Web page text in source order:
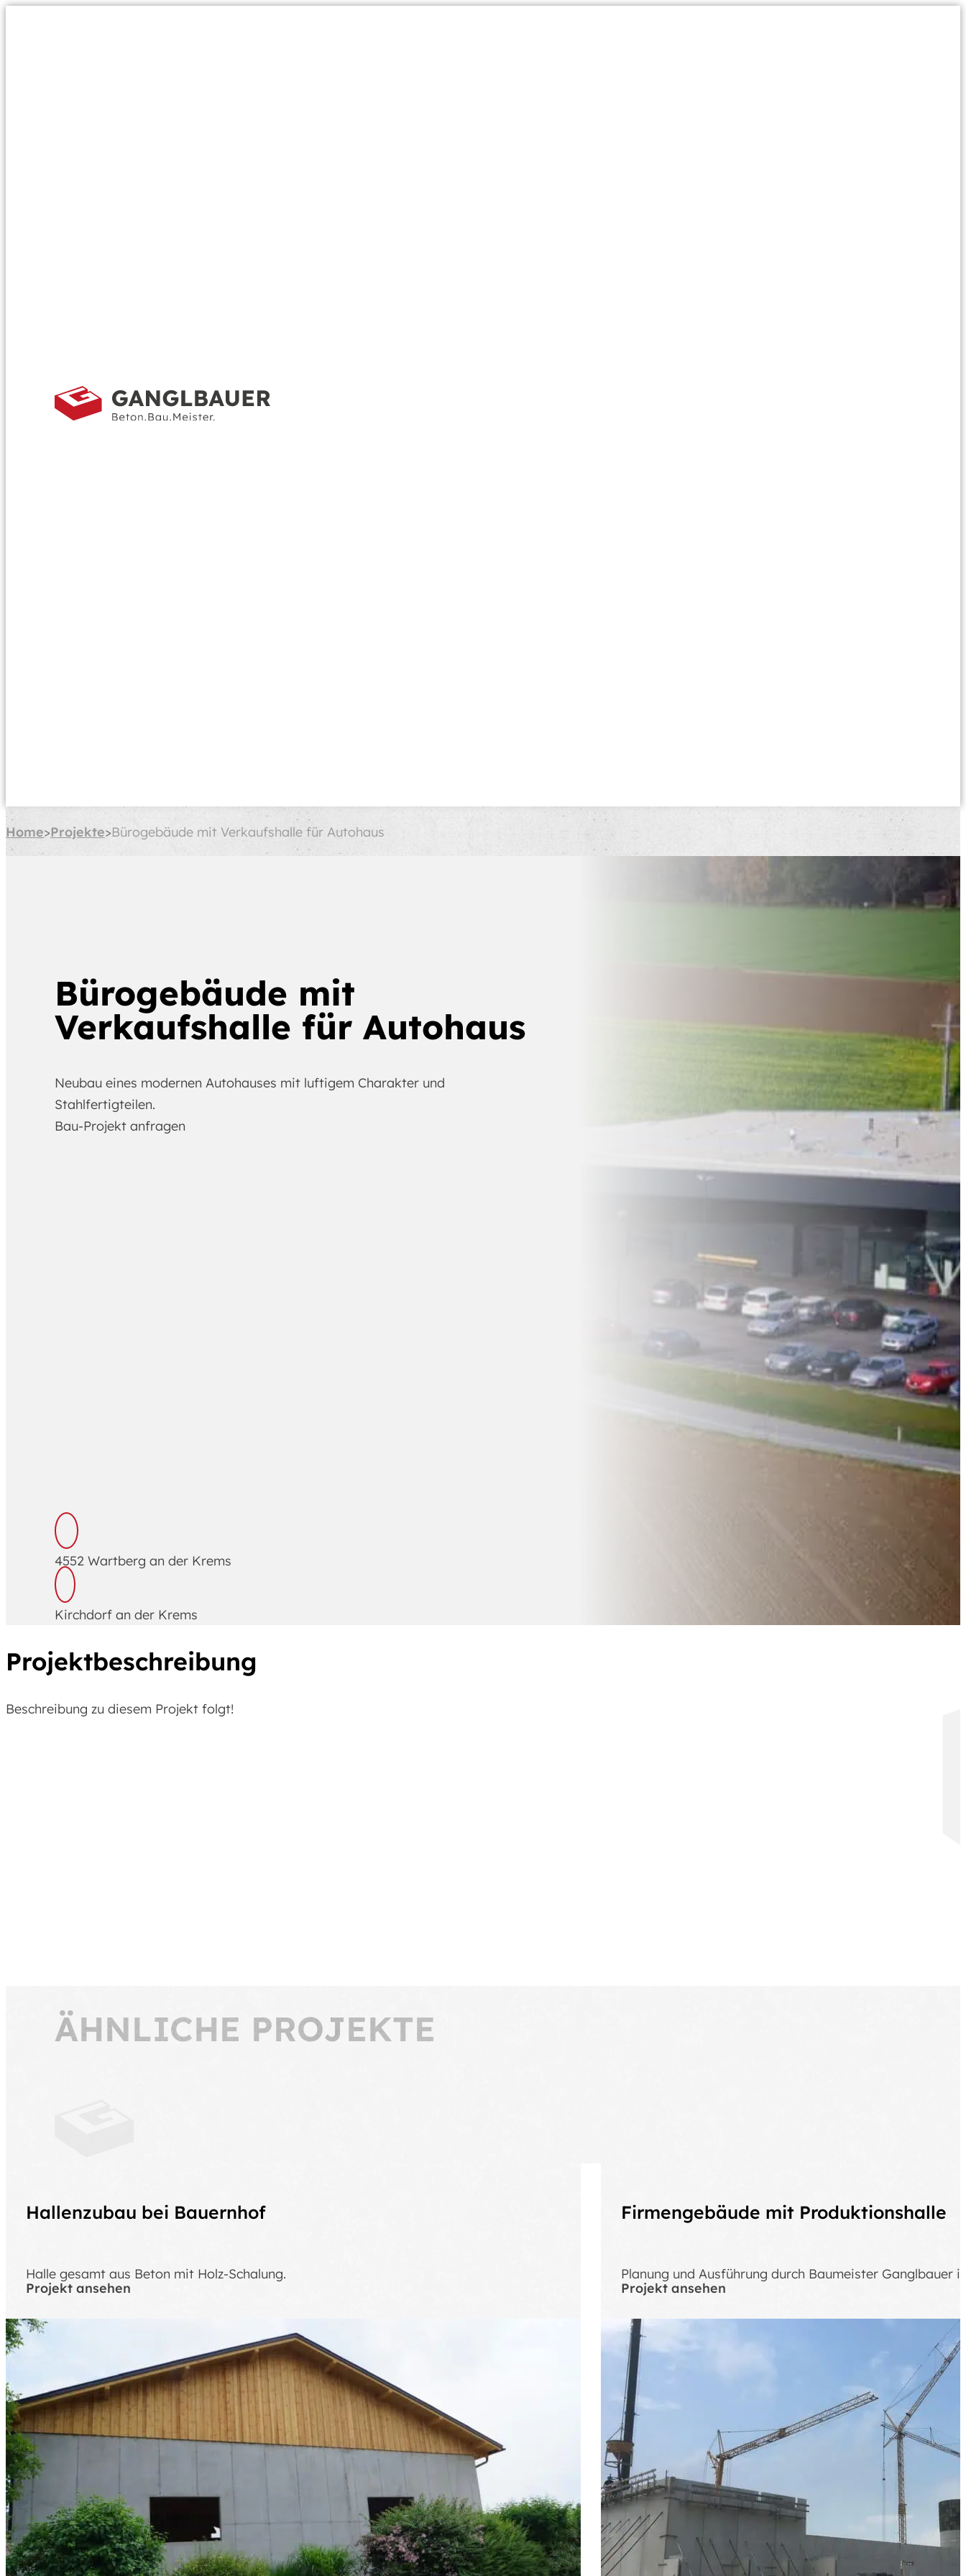
Home Projekte Bürogebäude mit Verkaufshalle für Autohaus
Bürogebäude mit
Verkaufshalle für Autohaus
Neubau eines modernen Autohauses mit luftigem Charakter und
Stahlfertigteilen.
Bau-Projekt anfragen
4552 Wartberg an der Krems
Kirchdorf an der Krems
Projektbeschreibung
Beschreibung zu diesem Projekt folgt!
ÄHNLICHE PROJEKTE
Hallenzubau bei Bauernhof
Halle gesamt aus Beton mit Holz-Schalung.
Projekt ansehen
Firmengebäude mit Produktionshalle
Planung und Ausführung durch Baumeister Ganglbauer
Projekt ansehen